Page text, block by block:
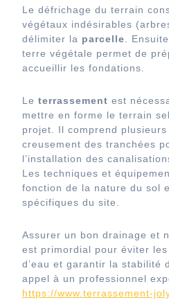
Le défrichage du terrain
végétaux indésirables
délimiter la parcelle.
terre végétale permet de
accueillir les fondations.
Le terrassement est
mettre en forme le terrain
projet. Il comprend
creusement des tranchées
l’installation des
Les techniques et
fonction de la nature du sol
spécifiques du site.
Assurer un bon drainage et
est primordial pour éviter
d’eau et garantir la stabilité
appel à un professionnel
https://www.terrassement-